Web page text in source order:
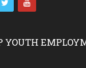
YOUTH